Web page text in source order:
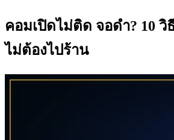
คอมเปิดไม่ติด จอดำ? 10 วิ
ไม่ต้องไปร้าน